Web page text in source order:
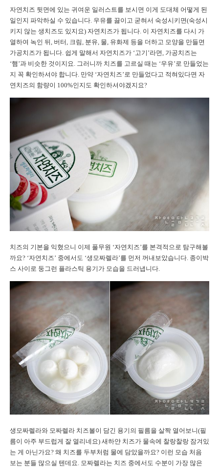
자연치즈 뒷면에 있는 귀여운 일러스트를 보시면 이게 도대체 어떻게 된
일인지 파악하실 수 있습니다. 우유를 끓이고 굳혀서 숙성시키면(숙성시
키지 않는 생치즈도 있지요) 자연치즈가 됩니다. 이 자연치즈를 다시 가
열하여 녹인 뒤, 버터, 크림, 분유, 물, 유화제 등을 더하고 모양을 만들면
가공치즈가 됩니다. 쉽게 말해서 자연치즈가 ‘고기’라면, 가공치즈는
‘햄’과 비슷한 것이지요. 그러니까 치즈를 고르실 때는 ‘우유’로 만들었는
지 꼭 확인하셔야 합니다. 만약 ‘자연치즈’로 만들었다고 적혀있다면 자
연치즈의 함량이 100%인지도 확인하셔야겠지요?
치즈의 기본을 익혔으니 이제 풀무원 ‘자연치즈’를 본격적으로 탐구해볼
까요? ‘자연치즈’ 중에서도 ‘생모짜렐라’를 먼저 꺼내보았습니다. 종이박
스 사이로 둥그런 플라스틱 용기가 모습을 드러냅니다.
생모짜렐라와 모짜렐라 치즈볼이 담긴 용기의 필름을 살짝 열어보니(필
름이 아주 부드럽게 잘 열리네요) 새하얀 치즈가 물속에 찰랑찰랑 잠겨있
는 게 아닌가요? 왜 치즈를 두부처럼 물에 담았을까요? 이런 모습 처음
보는 분들 많으실 텐데요. 모짜렐라는 치즈 중에서도 수분이 가장 많은